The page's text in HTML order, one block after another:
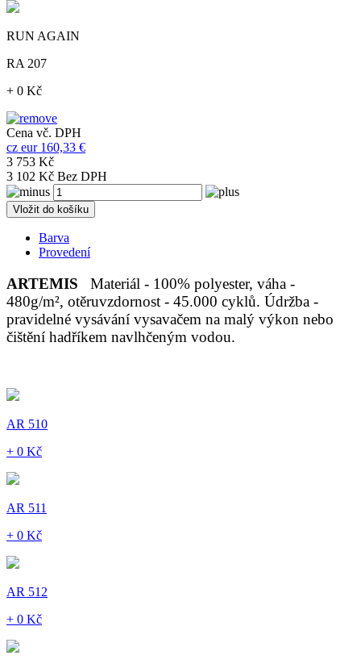
RUN AGAIN
RA 207
+ 0 Kč
Cena vč. DPH
cz eur 160,33 €
3 753 Kč
3 102 Kč Bez DPH
Vložit do košíku
Barva
Provedení
ARTEMIS
Materiál - 100% polyester, váha -
480g/m², otěruvzdornost - 45.000 cyklů. Údržba -
pravidelné vysávání vysavačem na malý výkon nebo
čištění hadříkem navlhčeným vodou.
AR 510
+ 0 Kč
AR 511
+ 0 Kč
AR 512
+ 0 Kč